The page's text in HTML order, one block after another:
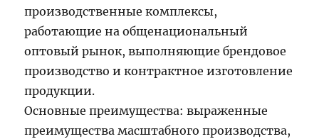
производственные комплексы,
работающие на общенациональный
оптовый рынок, выполняющие брендовое
производство и контрактное изготовление
продукции.
Основные преимущества: выраженные
преимущества масштабного производства,